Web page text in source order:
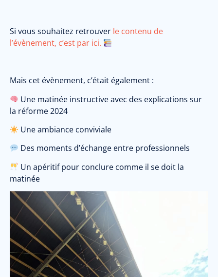
Si vous souhaitez retrouver le contenu de
l’évènement, c’est par ici.
Mais cet évènement, c’était également :
Une matinée instructive avec des explications sur
la réforme 2024
Une ambiance conviviale
Des moments d’échange entre professionnels
Un apéritif pour conclure comme il se doit la
matinée